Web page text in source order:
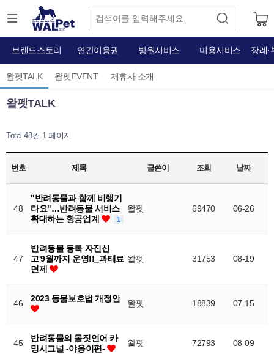
브랜드스토리 연간이용권 병원서비스 미용서비스 장례·
왈펫TALK
왈펫TALK 왈펫EVENT 제휴사 소개
Total 48건 1 페이지
번호 제목 글쓴이 조회 날짜
48
"반려동물과 함께 비행기
타요"…반려동물 서비스
확대하는 항공업계
1
왈펫 69470 06-26
47
반려동물 등록 자진신
고'9월까지 운영!!_과태료
면제
왈펫 31753 08-19
46 2023 동물보호법 개정안 왈펫 18839 07-15
45
반려동물의 몸짓언어 카
밍시그널 -야옹이편-
왈펫 72793 08-09